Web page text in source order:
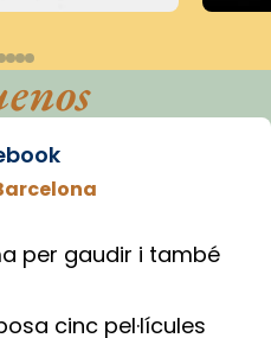
per gaudir i també
cinc pel·lícules